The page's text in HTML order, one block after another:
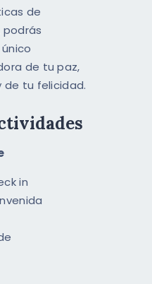
de
de tu paz,
de tu felicidad.
in